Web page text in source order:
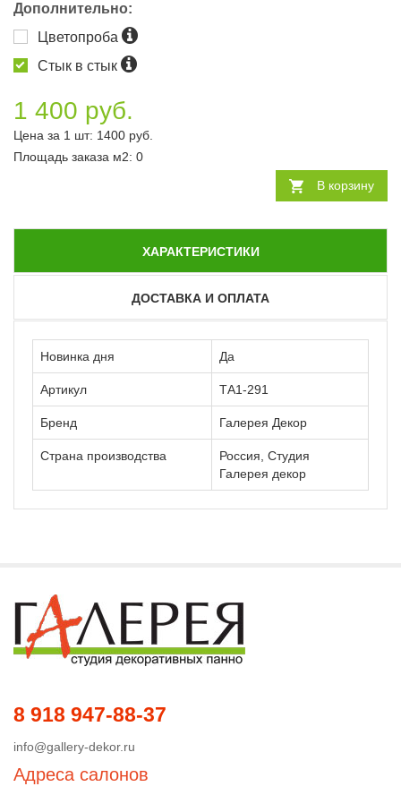
Дополнительно:
Цветопроба
Стык в стык
1 400 руб.
Цена за 1 шт: 1400 руб.
Площадь заказа м2: 0
В корзину
ХАРАКТЕРИСТИКИ
ДОСТАВКА И ОПЛАТА
Новинка дня Да
Артикул ТА1-291
Бренд Галерея Декор
Страна производства
Россия, Студия
Галерея декор
8 918 947-88-37
info@gallery-dekor.ru
Адреса салонов